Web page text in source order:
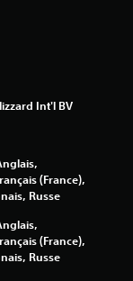
5
5
Int'l BV
(France),
Russe
(France),
Russe